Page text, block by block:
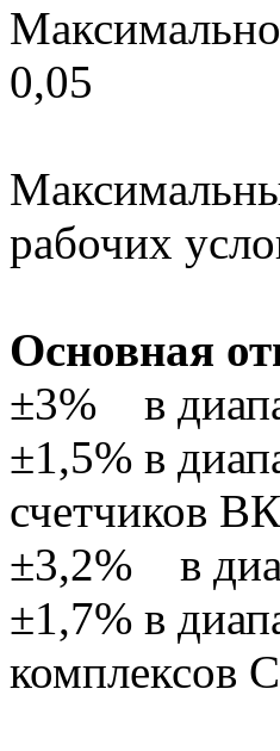
0,05
рабочих
Основная
±3% в
±1,5% в
счетчиков
±3,2% в
±1,7% в
комплексов